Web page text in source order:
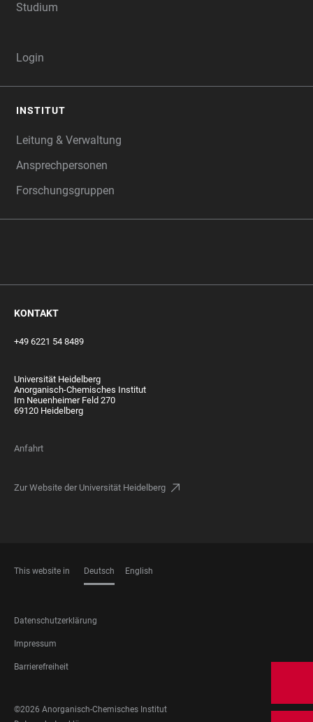
Studium
Login
INSTITUT
Leitung & Verwaltung
Ansprechpersonen
Forschungsgruppen
KONTAKT
+49 6221 54 8489
Universität Heidelberg
Anorganisch-Chemisches Institut
Im Neuenheimer Feld 270
69120 Heidelberg
Anfahrt
Zur Website der Universität Heidelberg
This website in Deutsch English
FOOTER
LEGAL
Datenschutzerklärung
Impressum
Barrierefreiheit
SOCIAL
©2026 Anorganisch-Chemisches Institut